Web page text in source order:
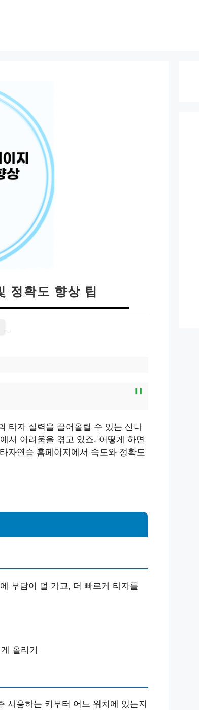
정확도 향상 팁
타자 실력을 끌어올릴 수 있는 신나
서 어려움을 겪고 있죠. 어떻게 하면
자연습 홈페이지에서 속도와 정확도
부담이 덜 가고, 더 빠르게 타자를
올리기
사용하는 키부터 어느 위치에 있는지